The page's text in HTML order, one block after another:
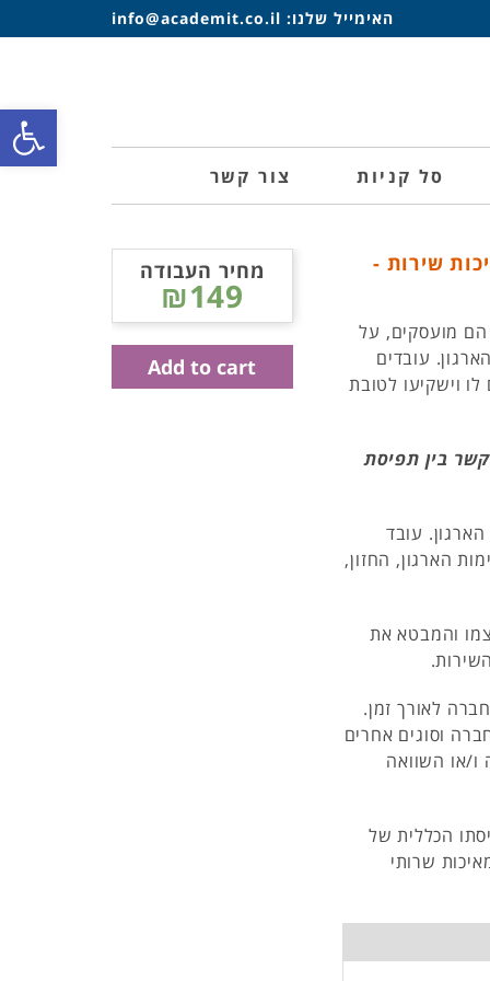
האימייל שלנו: info@academit.co.il
סל קניות צור קשר
שירות -
הם מועסקים, על
עובדים
וישקיעו לטובת
בין תפיסת
עובד
הארגון, החזון,
והמבטא את
לאורך זמן.
וסוגים אחרים
או השוואה
הכללית של
שרותי
מחיר העבודה
₪149
Add to cart
פתח